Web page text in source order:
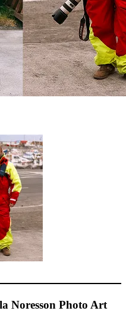
Noresson Photo Art